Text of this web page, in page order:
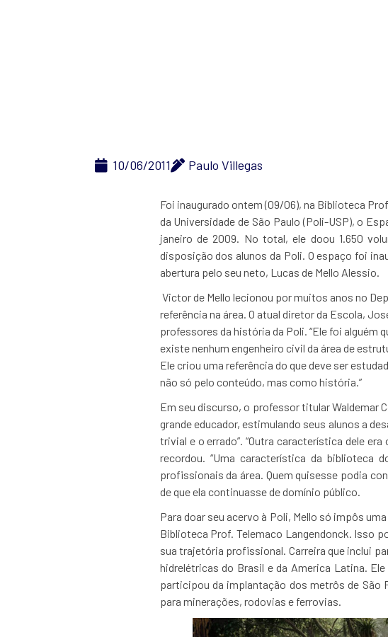
10/06/2011 Paulo Villegas
Foi inaugurado ontem (09/06), na Biblioteca
da Universidade de São Paulo (Poli-USP), o
janeiro de 2009. No total, ele doou 1.650
disposição dos alunos da Poli. O espaço foi
abertura pelo seu neto, Lucas de Mello Alessio.
Victor de Mello lecionou por muitos anos no
referência na área. O atual diretor da Escola,
professores da história da Poli. “Ele foi alguém
existe nenhum engenheiro civil da área de
Ele criou uma referência do que deve ser
não só pelo conteúdo, mas como história.”
Em seu discurso, o professor titularWaldemar
grande educador, estimulando seus alunos a
trivial e o errado”. “Outra característica dele
recordou. “Uma característica da biblioteca
profissionais da área. Quem quisesse podia
de que ela continuasse de domínio público.
Para doar seu acervo à Poli, Mello só impôs
Biblioteca Prof. Telemaco Langendonck. Isso
sua trajetória profissional. Carreira que inclui
hidrelétricas do Brasil e da America Latina.
participou da implantação dos metrôs de São
para minerações, rodovias e ferrovias.